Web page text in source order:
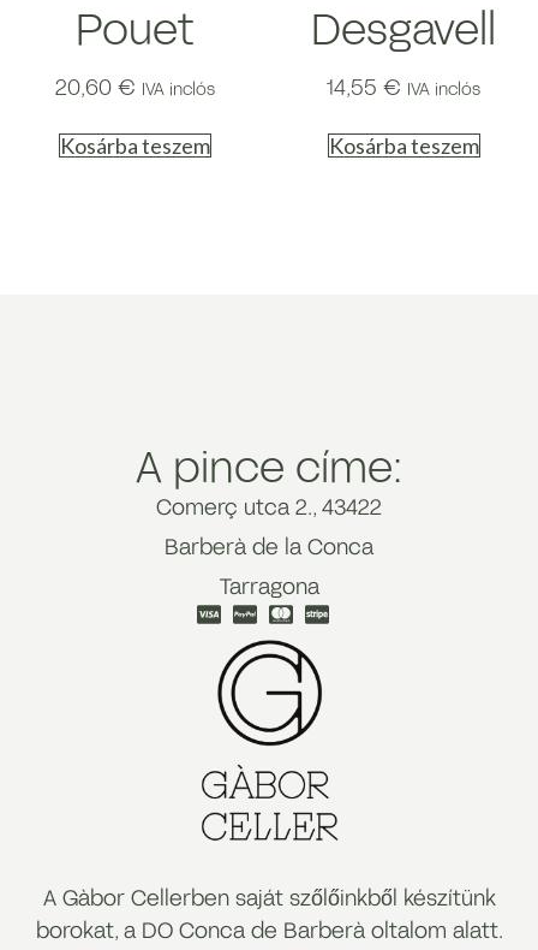
Pouet
20,60 € IVA inclós
Kosárba teszem
Desgavell
14,55 € IVA inclós
Kosárba teszem
A pince címe:
Comerç utca 2., 43422
Barberà de la Conca
Tarragona
A Gàbor Cellerben saját szőlőinkből készítünk
borokat, a DO Conca de Barberà oltalom alatt.